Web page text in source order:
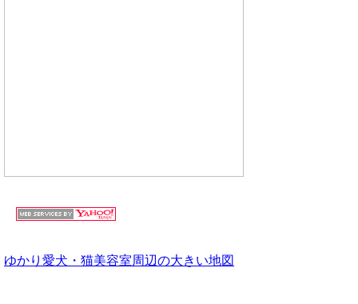
ゆかり愛犬・猫美容室周辺の大きい地図